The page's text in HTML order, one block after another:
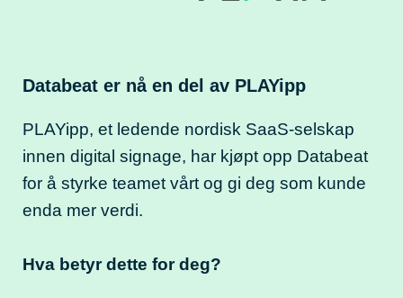
Databeat er nå en del av PLAYipp
PLAYipp, et ledende nordisk SaaS-selskap
innen digital signage, har kjøpt opp Databeat
for å styrke teamet vårt og gi deg som kunde
enda mer verdi.
Hva betyr dette for deg?